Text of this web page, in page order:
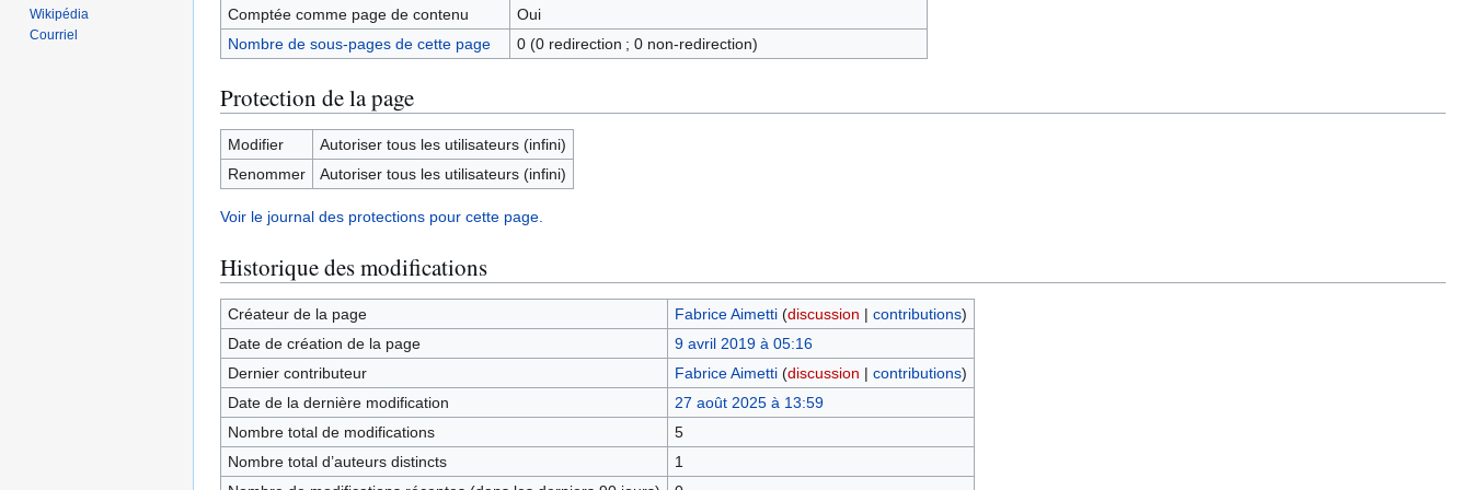
Comptée comme page de contenu
Oui
Nombre de sous-pages de cette page
0 (0 redirection ; 0 non-redirection)
Protection de la page
Modifier
Autoriser tous les utilisateurs (infini)
Renommer
Autoriser tous les utilisateurs (infini)
Voir le journal des protections pour cette page.
Historique des modifications
Créateur de la page Fabrice Aimetti (discussion | contributions)
Date de création de la page
9 avril 2019 à 05:16
Dernier contributeur
Fabrice Aimetti (discussion | contributions)
Date de la dernière modification
27 août 2025 à 13:59
Nombre total de modifications
5
Nombre total d’auteurs distincts
1
Wikipédia
Courriel